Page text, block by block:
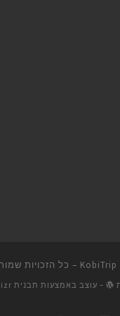
KobiTrip – כל הזכויות
– עוצב באמצעות תבנית Customizr